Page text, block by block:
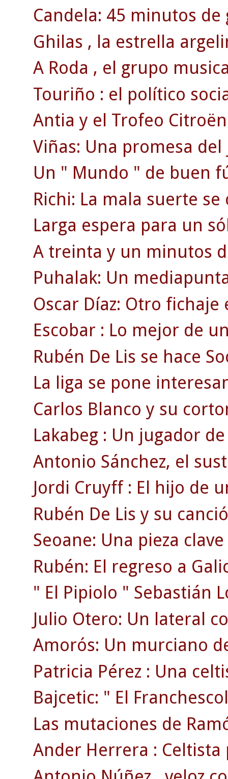
Candela: 45 minutos
Ghilas , la estrella
A Roda , el grupo
Touriño : el político
Antia y el Trofeo
Viñas: Una promesa
Un " Mundo " de buen
Richi: La mala suerte
Larga espera para un
A treinta y un minutos
Puhalak: Un
Oscar Díaz: Otro fichaje
Escobar : Lo mejor de
Rubén De Lis se hace
La liga se pone
Carlos Blanco y su
Lakabeg : Un jugador
Antonio Sánchez, el
Jordi Cruyff : El hijo de
Rubén De Lis y su
Seoane: Una pieza
Rubén: El regreso a
" El Pipiolo " Sebastián
Julio Otero: Un lateral
Amorós: Un murciano
Patricia Pérez : Una
Bajcetic: " El
Las mutaciones de
Ander Herrera :